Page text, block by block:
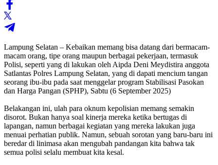
Lampung Selatan – Kebaikan memang bisa datang dari bermacam-
macam orang, tipe orang maupun berbagai pekerjaan, termasuk
Polisi, seperti yang di lakukan oleh Aipda Deni Meydistira anggota
Satlantas Polres Lampung Selatan, yang di dapati mencium tangan
seorang ibu-ibu pada saat menggelar program Stabilisasi Pasokan
dan Harga Pangan (SPHP), Sabtu (6 September 2025)
‎Belakangan ini, ulah para oknum kepolisian memang semakin
disorot. Bukan hanya soal kinerja mereka ketika bertugas di
lapangan, namun berbagai kegiatan yang mereka lakukan juga
menuai perhatian publik. Namun, sebuah sorotan yang baru-baru ini
beredar di linimasa akan mengubah pandangan kita bahwa tak
semua polisi selalu membuat kita kesal.